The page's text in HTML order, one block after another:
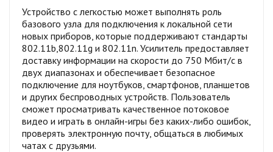
Устройство с легкостью может выполнять роль
базового узла для подключения к локальной сети
новых приборов, которые поддерживают стандарты
802.11b,802.11g и 802.11n. Усилитель предоставляет
доставку информации на скорости до 750 Мбит/с в
двух диапазонах и обеспечивает безопасное
подключение для ноутбуков, смартфонов, планшетов
и других беспроводных устройств. Пользователь
сможет просматривать качественное потоковое
видео и играть в онлайн-игры без каких-либо ошибок,
проверять электронную почту, общаться в любимых
чатах с друзьями.